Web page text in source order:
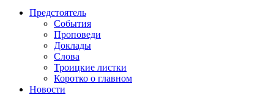
Предстоятель
События
Проповеди
Доклады
Слова
Троицкие листки
Коротко о главном
Новости